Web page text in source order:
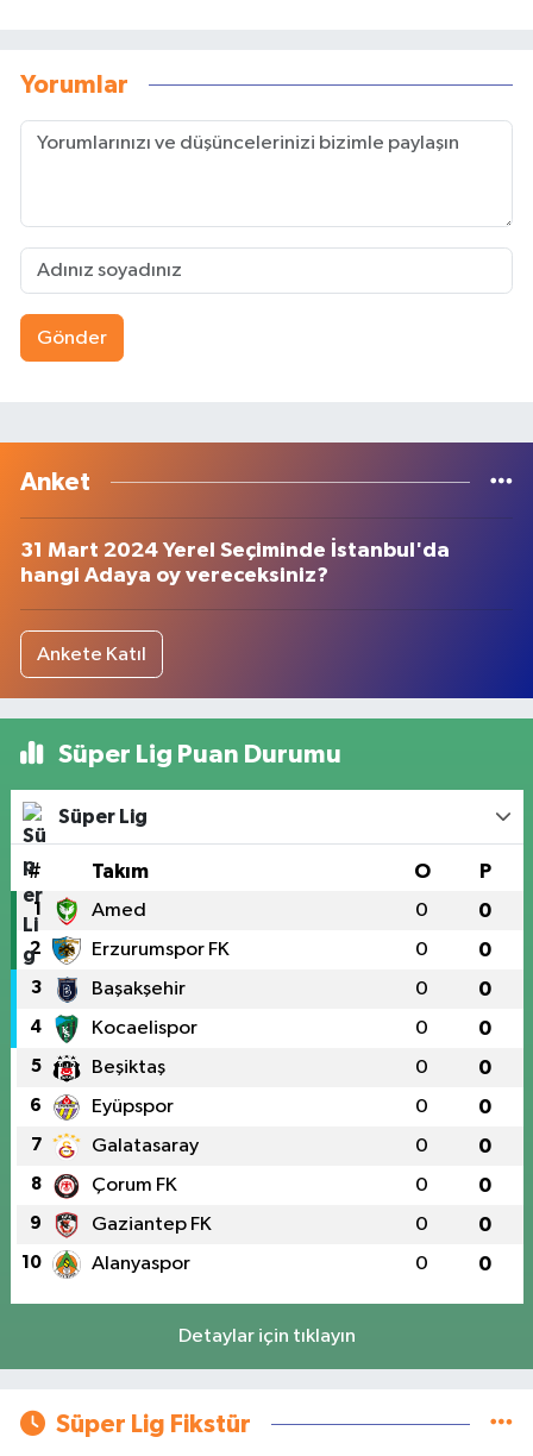
Yorumlar
Gönder
Anket
31 Mart 2024 Yerel Seçiminde İstanbul'da
hangi Adaya oy vereceksiniz?
Ankete Katıl
Süper Lig Puan Durumu
Süper Lig
# Takım O P
1 Amed 0 0
2 Erzurumspor FK 0 0
3 Başakşehir 0 0
4 Kocaelispor 0 0
5 Beşiktaş 0 0
6 Eyüpspor 0 0
7 Galatasaray 0 0
8 Çorum FK 0 0
9 Gaziantep FK 0 0
10 Alanyaspor 0 0
Detaylar için tıklayın
Süper Lig Fikstür